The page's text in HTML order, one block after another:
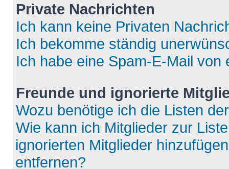
Private Nachrichten
Ich kann keine Privaten
Ich bekomme ständig
Ich habe eine Spam-E-Mail
Freunde und ignorierte
Wozu benötige ich die Listen
Wie kann ich Mitglieder zur
ignorierten Mitglieder
entfernen?